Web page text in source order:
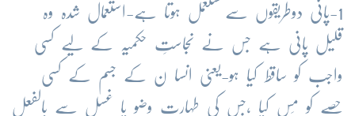
1-پانی دوطریقوں سےمستعمل ہوتا ہے-استعمال شدہ وہ
قلیل پانی ہے جس نے نجاستِ حکمیہ کے لیے کسی
واجب کو ساقط کیا ہو-یعنی انسا ن کے جسم کے کسی
حصے کو مَس کیا ،جس کی طہارت وضو یا غسل سے بالفعل